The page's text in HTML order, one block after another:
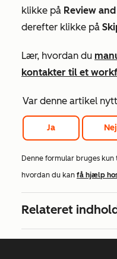
klikke på Review
derefter klikke på
Lær, hvordan du
kontakter til et
Var denne artikel
Ja Nej
Denne formular bruges
hvordan du kan få hjælp
Relateret